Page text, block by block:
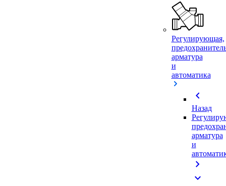
Регулирующая,
арматура
и
автоматика
chevron_left
Назад
арматура
и
chevron_right
expand_more